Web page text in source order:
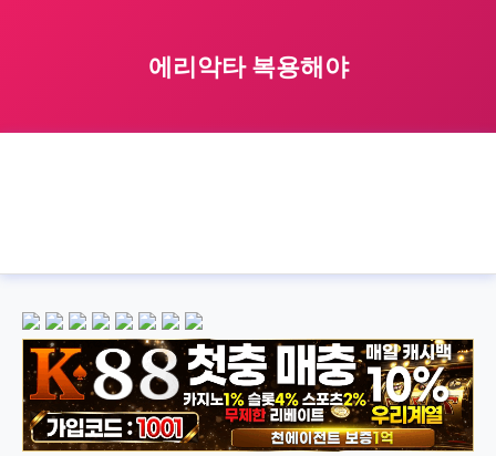
에리악타 복용해야